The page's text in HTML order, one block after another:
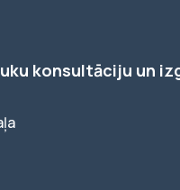
konsultāciju un